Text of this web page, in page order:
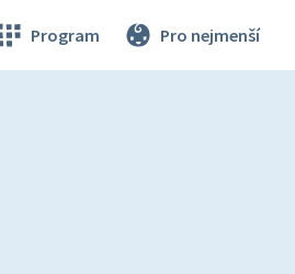
Program Pro nejmenší